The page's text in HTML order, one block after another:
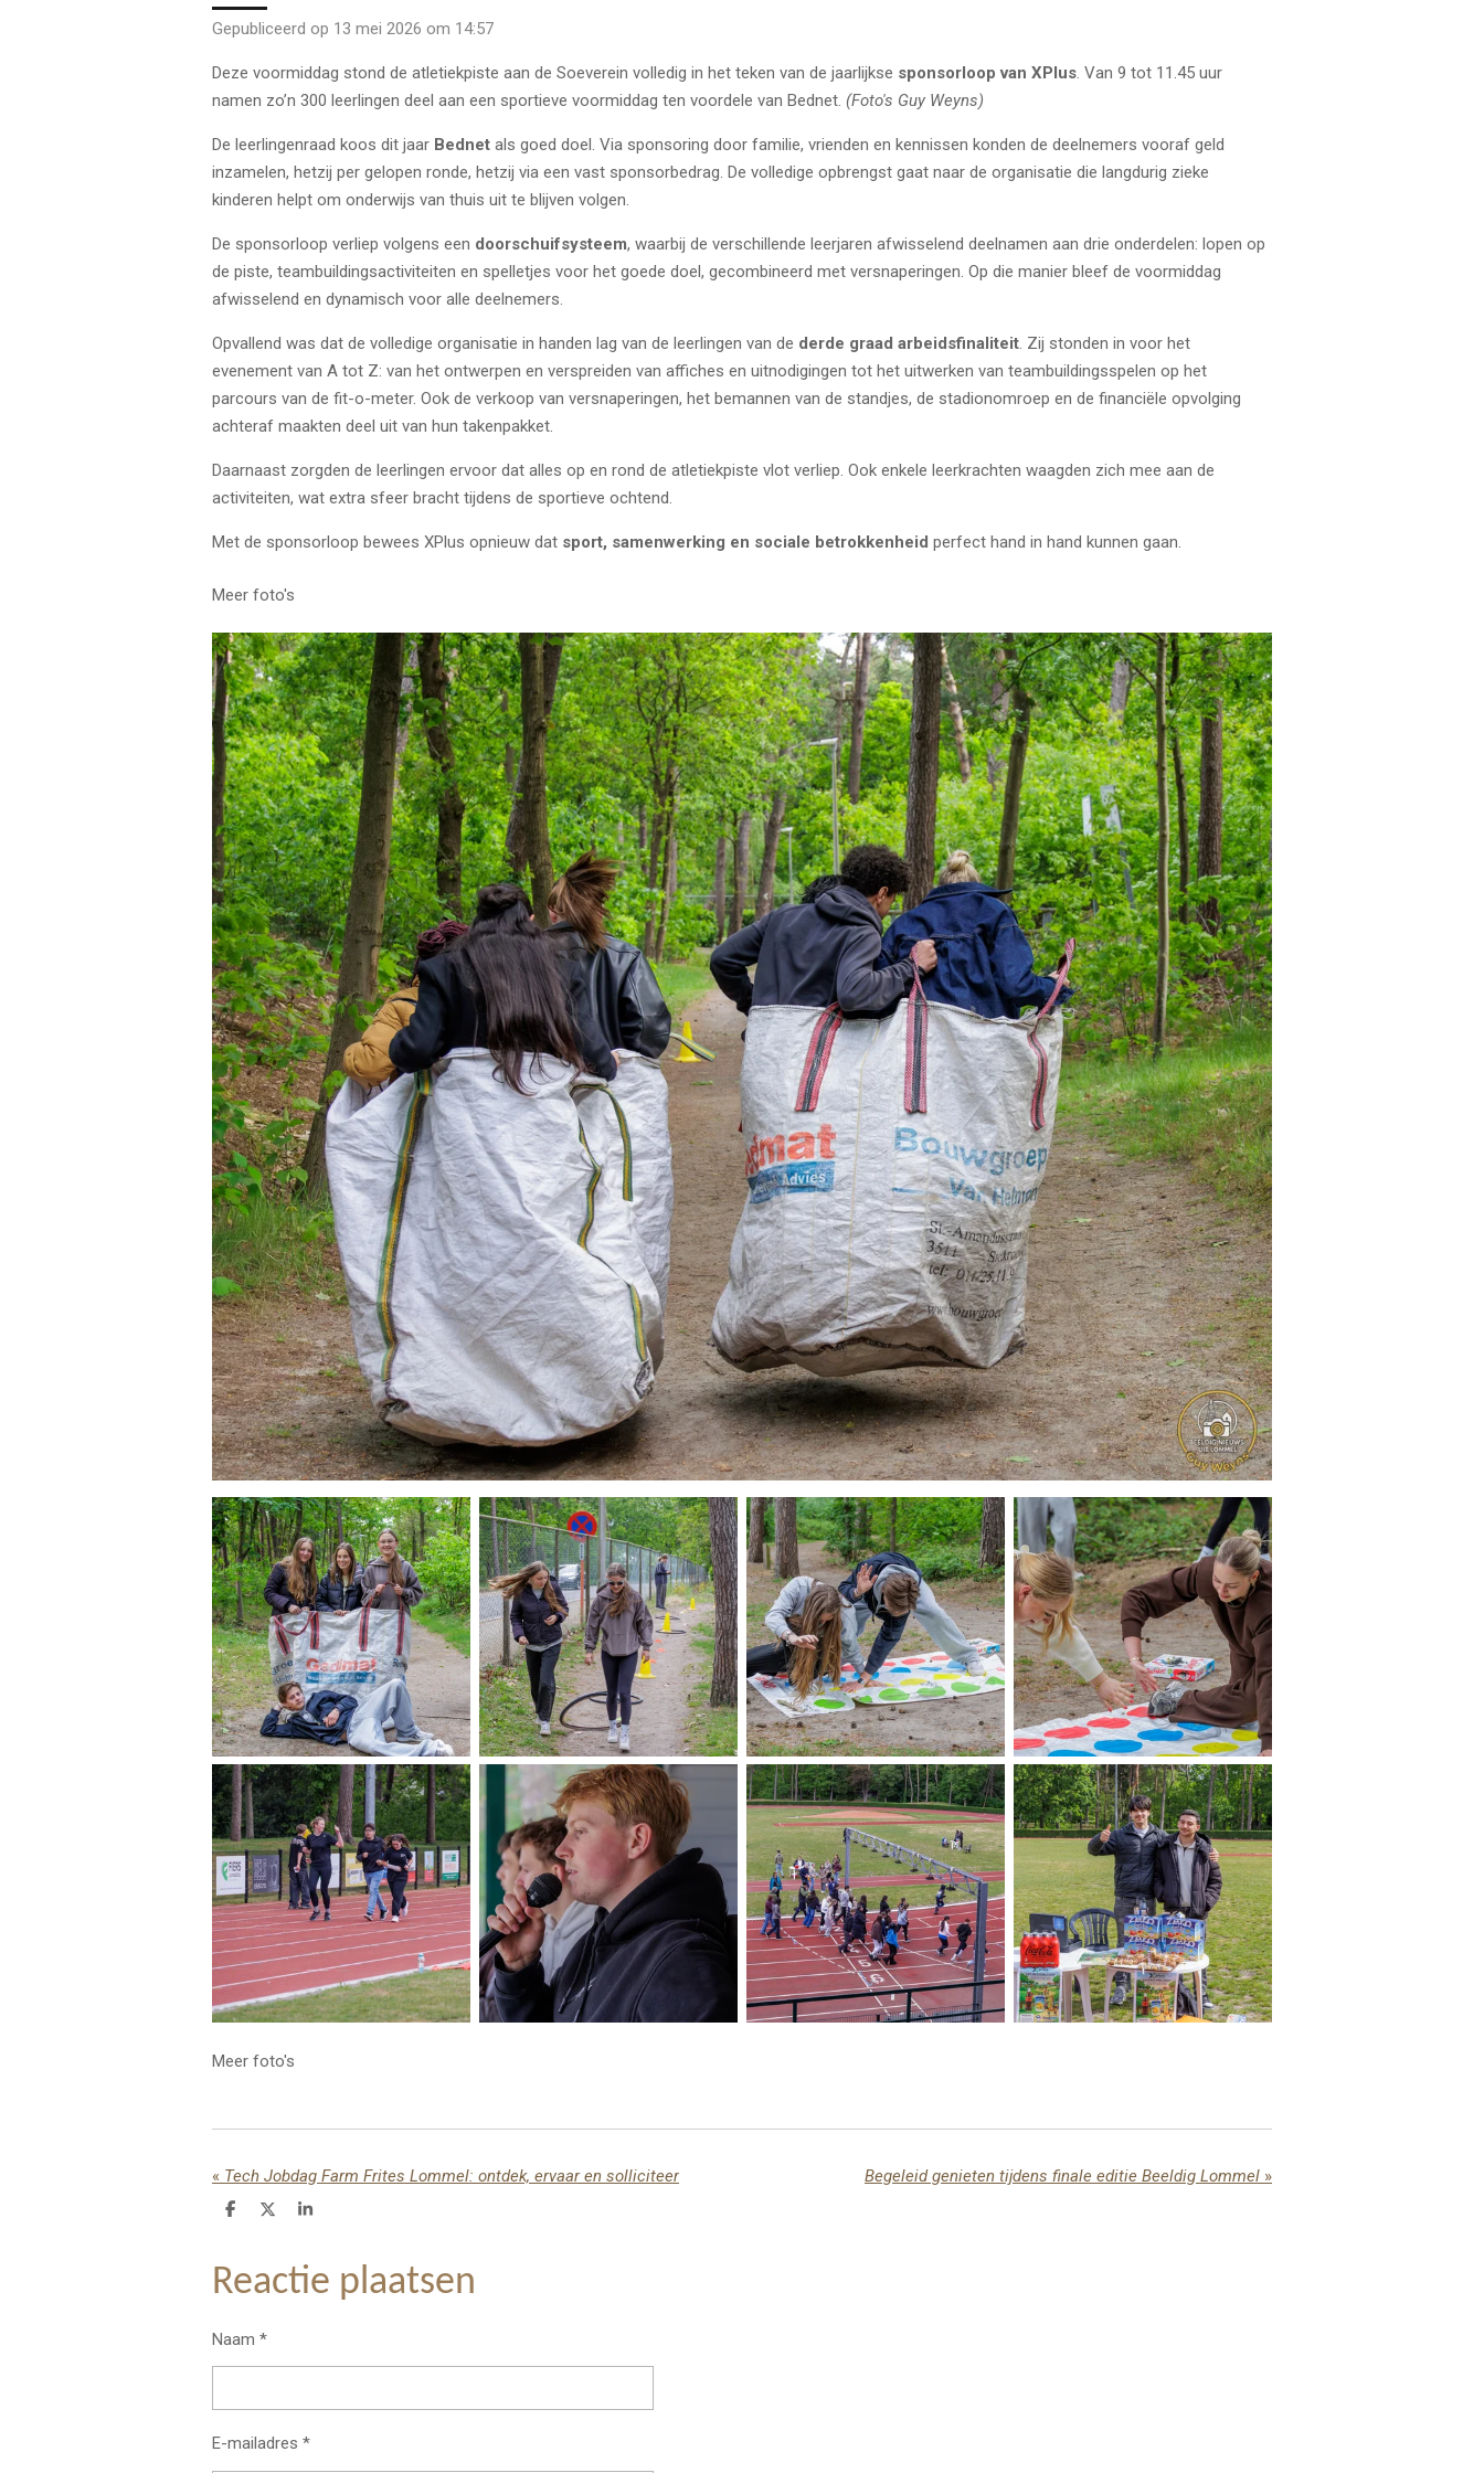
Gepubliceerd op 13 mei 2026 om 14:57
Deze voormiddag stond de atletiekpiste aan de Soeverein volledig in het teken van de jaarlijkse sponsorloop van XPlus. Van 9 tot 11.45 uur
namen zo’n 300 leerlingen deel aan een sportieve voormiddag ten voordele van Bednet. (Foto's Guy Weyns)
De leerlingenraad koos dit jaar Bednet als goed doel. Via sponsoring door familie, vrienden en kennissen konden de deelnemers vooraf geld
inzamelen, hetzij per gelopen ronde, hetzij via een vast sponsorbedrag. De volledige opbrengst gaat naar de organisatie die langdurig zieke
kinderen helpt om onderwijs van thuis uit te blijven volgen.
De sponsorloop verliep volgens een doorschuifsysteem, waarbij de verschillende leerjaren afwisselend deelnamen aan drie onderdelen: lopen op
de piste, teambuildingsactiviteiten en spelletjes voor het goede doel, gecombineerd met versnaperingen. Op die manier bleef de voormiddag
afwisselend en dynamisch voor alle deelnemers.
Opvallend was dat de volledige organisatie in handen lag van de leerlingen van de derde graad arbeidsfinaliteit. Zij stonden in voor het
evenement van A tot Z: van het ontwerpen en verspreiden van affiches en uitnodigingen tot het uitwerken van teambuildingsspelen op het
parcours van de fit-o-meter. Ook de verkoop van versnaperingen, het bemannen van de standjes, de stadionomroep en de financiële opvolging
achteraf maakten deel uit van hun takenpakket.
Daarnaast zorgden de leerlingen ervoor dat alles op en rond de atletiekpiste vlot verliep. Ook enkele leerkrachten waagden zich mee aan de
activiteiten, wat extra sfeer bracht tijdens de sportieve ochtend.
Met de sponsorloop bewees XPlus opnieuw dat sport, samenwerking en sociale betrokkenheid perfect hand in hand kunnen gaan.
Meer foto's
Meer foto's
« Tech Jobdag Farm Frites Lommel: ontdek, ervaar en solliciteer Begeleid genieten tijdens finale editie Beeldig Lommel »
D
e
n
D
S
r
e
Reactie plaatsen
Naam *
E-mailadres *